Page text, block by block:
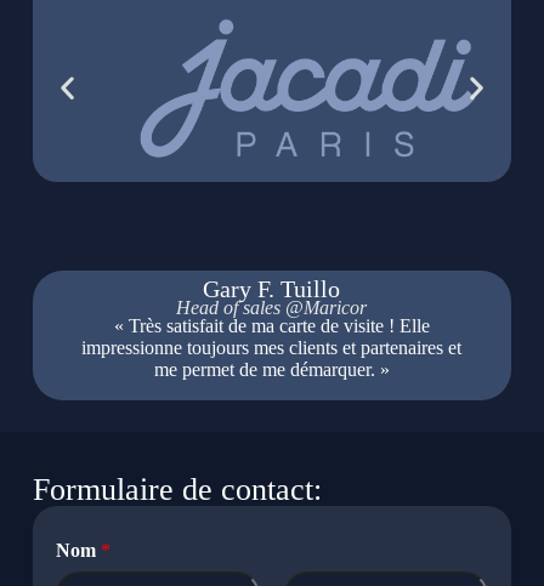
Gary F. Tuillo
Head of sales @Maricor
« Très satisfait de ma carte de visite ! Elle
impressionne toujours mes clients et partenaires et
me permet de me démarquer. »
Formulaire de contact:
e
s
Nom *